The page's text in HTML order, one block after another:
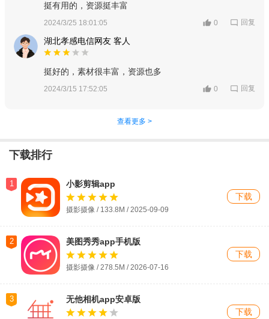
挺有用的，资源挺丰富
2024/3/25 18:01:05 0 回复
湖北孝感电信网友 客人
挺好的，素材很丰富，资源也多
2024/3/15 17:52:05 0 回复
查看更多 >
下载排行
1 小影剪辑app
摄影摄像 / 133.8M / 2025-09-09
下载
2 美图秀秀app手机版
摄影摄像 / 278.5M / 2026-07-16
下载
3 无他相机app安卓版
下载